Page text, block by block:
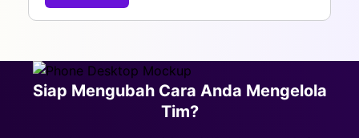
Siap Mengubah Cara Anda Mengelola
Tim?